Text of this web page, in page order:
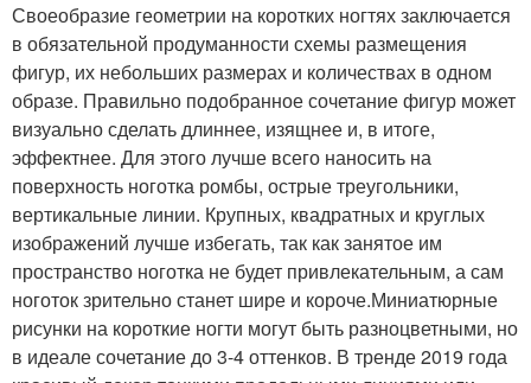
Своеобразие геометрии на коротких ногтях заключается
в обязательной продуманности схемы размещения
фигур, их небольших размерах и количествах в одном
образе. Правильно подобранное сочетание фигур может
визуально сделать длиннее, изящнее и, в итоге,
эффектнее. Для этого лучше всего наносить на
поверхность ноготка ромбы, острые треугольники,
вертикальные линии. Крупных, квадратных и круглых
изображений лучше избегать, так как занятое им
пространство ноготка не будет привлекательным, а сам
ноготок зрительно станет шире и короче.Миниатюрные
рисунки на короткие ногти могут быть разноцветными, но
в идеале сочетание до 3-4 оттенков. В тренде 2019 года